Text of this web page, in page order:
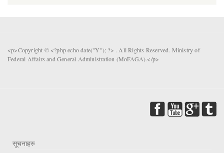
<p>Copyright © <?php echo date("Y"); ?> . All Rights Reserved. Ministry of
Federal Affairs and General Administration (MoFAGA).</p>
सूचनाहरु